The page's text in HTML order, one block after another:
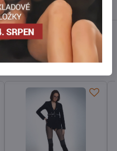
Reddit LinkedIn WhatsApp